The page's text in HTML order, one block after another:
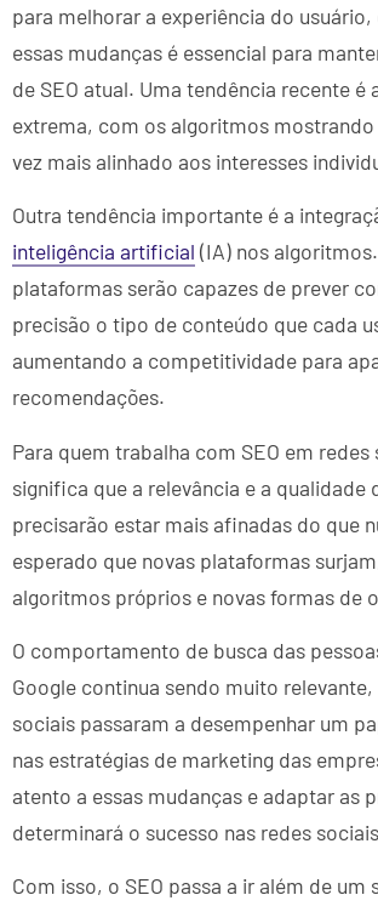
para melhorar a experiência do
essas mudanças é essencial para
de SEO atual. Uma tendência recente é
extrema, com os algoritmos
vez mais alinhado aos interesses
Outra tendência importante é a
inteligência artificial (IA) nos
plataformas serão capazes de prever
precisão o tipo de conteúdo que cada
aumentando a competitividade para
recomendações.
Para quem trabalha com SEO em redes
significa que a relevância e a qualidade
precisarão estar mais afinadas do que
esperado que novas plataformas
algoritmos próprios e novas formas de
O comportamento de busca das
Google continua sendo muito
sociais passaram a desempenhar um
nas estratégias de marketing das
atento a essas mudanças e adaptar as
determinará o sucesso nas redes
Com isso, o SEO passa a ir além de um